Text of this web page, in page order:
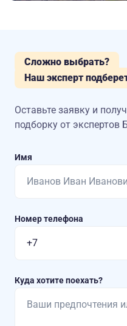
Сложно выбрать?
Наш эксперт
Оставьте заявку и
подборку от
Имя
Номер телефона
Куда хотите поехать?